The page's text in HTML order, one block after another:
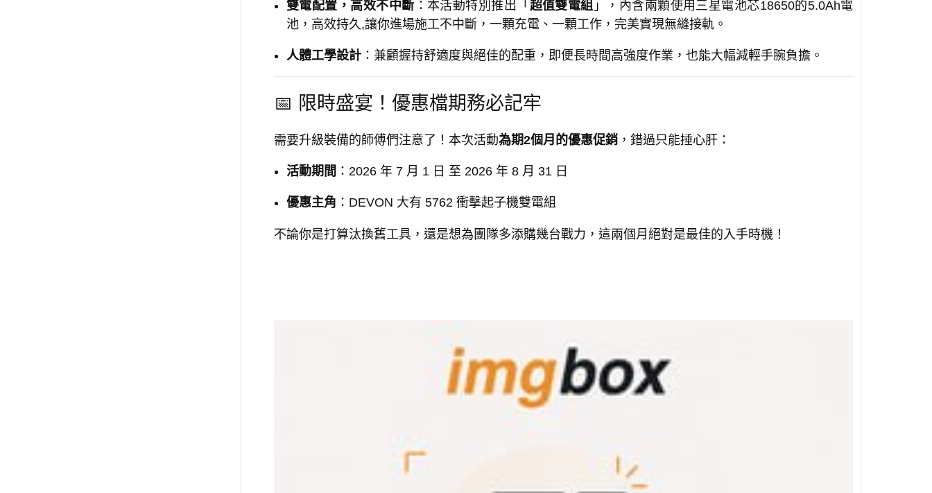
雙電配置，高效不中斷 ：本活動特別推出「 超值雙電組 」，內含兩顆使用三星電池芯18650的5.0Ah電
池，高效持久,讓你進場施工不中斷，一顆充電、一顆工作，完美實現無縫接軌。
人體工學設計 ：兼顧握持舒適度與絕佳的配重，即便長時間高強度作業，也能大幅減輕手腕負擔。
📅 限時盛宴！優惠檔期務必記牢
需要升級裝備的師傅們注意了！本次活動為期2個月 的優惠促銷 ，錯過只能捶心肝：
活動期間 ：2026 年 7 月 1 日 至 2026 年 8 月 31 日
優惠主角 ：DEVON 大有 5762 衝擊起子機雙電組
不論你是打算汰換舊工具，還是想為團隊多添購幾台戰力，這兩個月絕對是最佳的入手時機！